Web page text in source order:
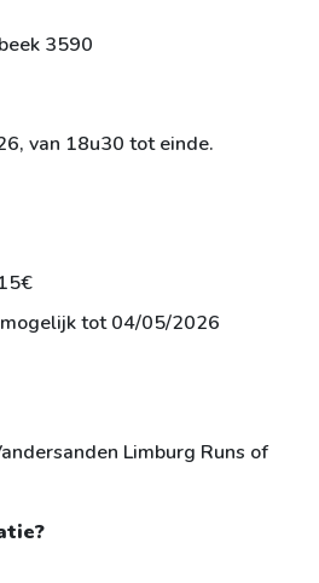
3590
van 18u30 tot einde.
tot 04/05/2026
Limburg Runs of